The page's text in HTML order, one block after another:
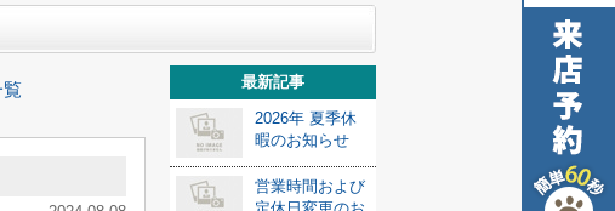
覧
最新記事
2026年 夏季休
暇のお知らせ
営業時間および